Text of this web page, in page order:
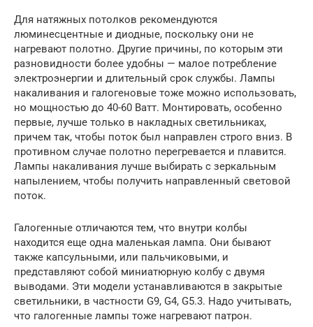
Для натяжных потолков рекомендуются
люминесцентные и диодные, поскольку они не
нагревают полотно. Другие причины, по которым эти
разновидности более удобны — малое потребление
электроэнергии и длительный срок службы. Лампы
накаливания и галогеновые тоже можно использовать,
но мощностью до 40-60 Ватт. Монтировать, особенно
первые, лучше только в накладных светильниках,
причем так, чтобы поток был направлен строго вниз. В
противном случае полотно перегревается и плавится.
Лампы накаливания лучше выбирать с зеркальным
напылением, чтобы получить направленный световой
поток.
Галогенные отличаются тем, что внутри колбы
находится еще одна маленькая лампа. Они бывают
также капсульными, или пальчиковыми, и
представляют собой миниатюрную колбу с двумя
выводами. Эти модели устанавливаются в закрытые
светильники, в частности G9, G4, G5.3. Надо учитывать,
что галогенные лампы тоже нагревают патрон.